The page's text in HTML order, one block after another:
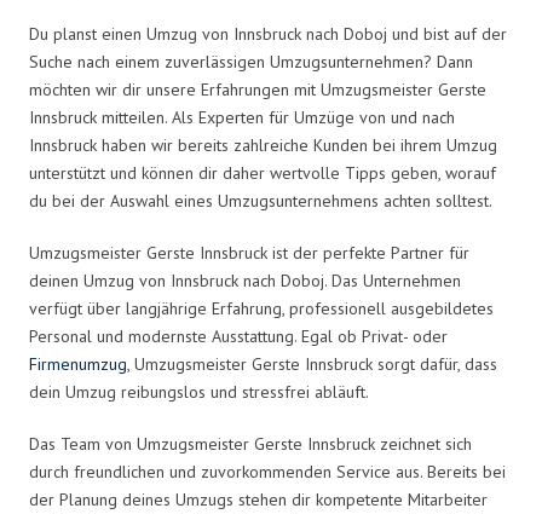
Du planst einen Umzug von Innsbruck nach Doboj und bist auf der
Suche nach einem zuverlässigen Umzugsunternehmen? Dann
möchten wir dir unsere Erfahrungen mit Umzugsmeister Gerste
Innsbruck mitteilen. Als Experten für Umzüge von und nach
Innsbruck haben wir bereits zahlreiche Kunden bei ihrem Umzug
unterstützt und können dir daher wertvolle Tipps geben, worauf
du bei der Auswahl eines Umzugsunternehmens achten solltest.
Umzugsmeister Gerste Innsbruck ist der perfekte Partner für
deinen Umzug von Innsbruck nach Doboj. Das Unternehmen
verfügt über langjährige Erfahrung, professionell ausgebildetes
Personal und modernste Ausstattung. Egal ob Privat- oder
Firmenumzug, Umzugsmeister Gerste Innsbruck sorgt dafür, dass
dein Umzug reibungslos und stressfrei abläuft.
Das Team von Umzugsmeister Gerste Innsbruck zeichnet sich
durch freundlichen und zuvorkommenden Service aus. Bereits bei
der Planung deines Umzugs stehen dir kompetente Mitarbeiter